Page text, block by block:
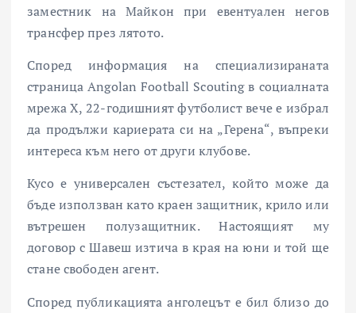
заместник на Майкон при евентуален негов
трансфер през лятото.
Според информация на специализираната
страница Angolan Football Scouting в социалната
мрежа X, 22-годишният футболист вече е избрал
да продължи кариерата си на „Герена“, въпреки
интереса към него от други клубове.
Кусо е универсален състезател, който може да
бъде използван като краен защитник, крило или
вътрешен полузащитник. Настоящият му
договор сШавеш изтича в края на юни и той ще
стане свободен агент.
Според публикацията анголецът е бил близо до